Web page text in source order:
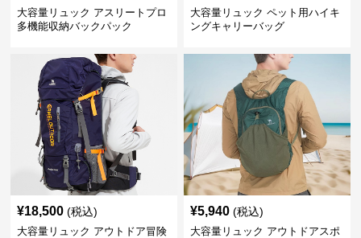
大容量リュック アスリートプロ
多機能収納バックパック
大容量リュック ペット用ハイキ
ングキャリーバッグ
¥18,500 (税込)
大容量リュック アウトドア冒険
¥5,940 (税込)
大容量リュック アウトドアスポ